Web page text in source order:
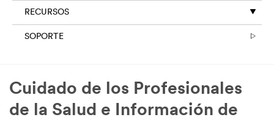
RECURSOS
SOPORTE
Cuidado de los Profesionales
de la Salud e Información de